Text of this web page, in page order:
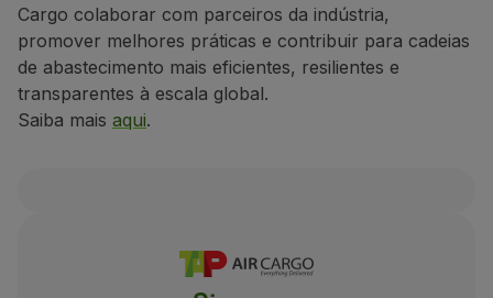
Cargo colaborar com parceiros da indústria,
promover melhores práticas e contribuir para cadeias
de abastecimento mais eficientes, resilientes e
transparentes à escala global.
Saiba mais aqui.